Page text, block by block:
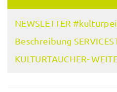
NEWSLETTER
Beschreibung
KULTURTAUCHER-